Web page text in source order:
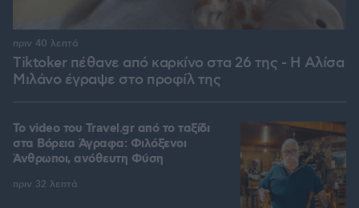
Tiktoker πέθανε από καρκίνο στα 26 της - Η Αλίσα
Μιλάνο έγραψε στο προφίλ της
πριν 40 λεπτά
To video του Travel.gr από το ταξίδι
στα Βόρεια Άγραφα: Φιλόξενοι
Άνθρωποι, ανόθευτη Φύση
πριν 32 λεπτά